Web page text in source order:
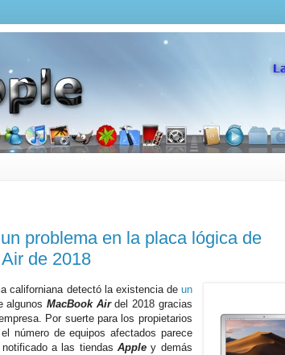
problema en la placa lógica de
de 2018
californiana detectó la existencia de un
algunos MacBook Airdel 2018 gracias
Por suerte para los propietarios
número de equipos afectados parece
a las tiendasAppley demás